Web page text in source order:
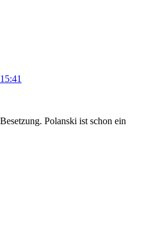
Polanski ist schon ein